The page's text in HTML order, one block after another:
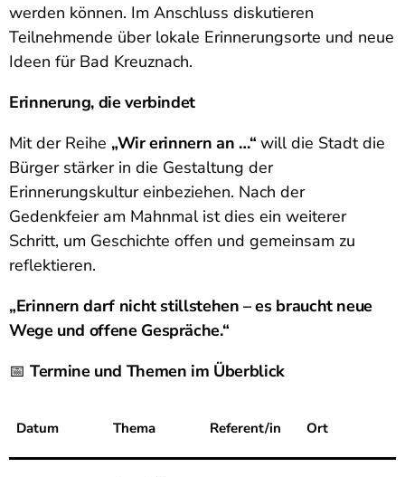
werden können. Im Anschluss diskutieren
Teilnehmende über lokale Erinnerungsorte und neue
Ideen für Bad Kreuznach.
Erinnerung, die verbindet
Mit der Reihe „Wir erinnern an …“ will die Stadt die
Bürger stärker in die Gestaltung der
Erinnerungskultur einbeziehen. Nach der
Gedenkfeier am Mahnmal ist dies ein weiterer
Schritt, um Geschichte offen und gemeinsam zu
reflektieren.
„Erinnern darf nicht stillstehen – es braucht neue
Wege und offene Gespräche.“
📅 Termine und Themen im Überblick
Datum Thema Referent/in Ort